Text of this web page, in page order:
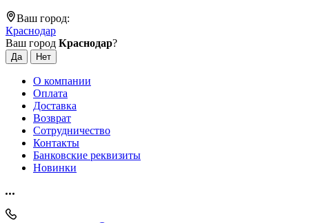
Ваш город:
Краснодар
Ваш город Краснодар?
О компании
Оплата
Доставка
Возврат
Сотрудничество
Контакты
Банковские реквизиты
Новинки